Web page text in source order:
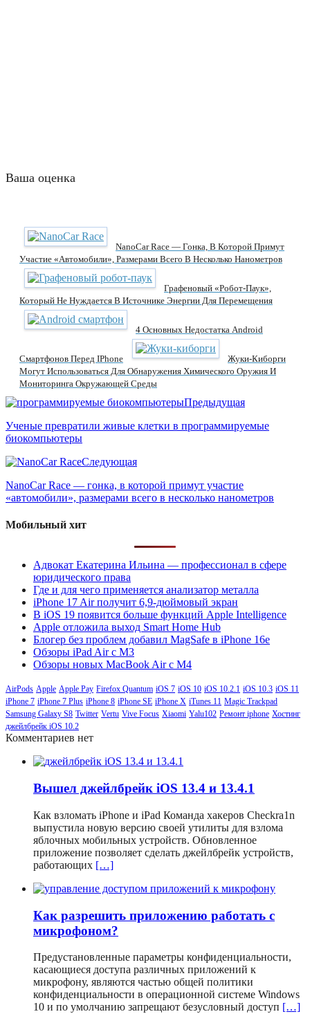
Ваша оценка
NanoCar Race — Гонка, В Которой Примут
Участие «автомобили», Размерами Всего В Несколько Нанометров
Графеновый «робот-Паук»,
Который Не Нуждается В Источнике Энергии Для Перемещения
4 Основных Недостатка Android
Смартфонов Перед IPhone
Жуки-Киборги
Могут Использоваться Для Обнаружения Химического Оружия И
Мониторинга Окружающей Среды
Предыдущая
Ученые превратили живые клетки в программируемые
биокомпьютеры
Следующая
NanoCar Race — гонка, в которой примут участие
«автомобили», размерами всего в несколько нанометров
Мобильный хит
Адвокат Екатерина Ильина — профессионал в сфере
юридического права
Где и для чего применяется анализатор металла
iPhone 17 Air получит 6,9-дюймовый экран
В iOS 19 появится больше функций Apple Intelligence
Apple отложила выход Smart Home Hub
Блогер без проблем добавил MagSafe в iPhone 16e
Обзоры iPad Air с M3
Обзоры новых MacBook Air с M4
AirPods Apple Apple Pay Firefox Quantum iOS 7 iOS 10 iOS 10.2.1 iOS 10.3 iOS 11
iPhone 7 iPhone 7 Plus iPhone 8 iPhone SE iPhone X iTunes 11 Magic Trackpad
Samsung Galaxy S8 Twitter Vertu Vive Focus Xiaomi Yalu102 Ремонт iphone Хостинг
джейлбрейк iOS 10.2
Комментариев нет
Вышел джейлбрейк iOS 13.4 и 13.4.1
Как взломать iPhone и iPad Команда хакеров Checkra1n
выпустила новую версию своей утилиты для взлома
яблочных мобильных устройств. Обновленное
приложение позволяет сделать джейлбрейк устройств,
работающих […]
Как разрешить приложению работать с
микрофоном?
Предустановленные параметры конфиденциальности,
касающиеся доступа различных приложений к
микрофону, являются частью общей политики
конфиденциальности в операционной системе Windows
10 и по умолчанию запрещают безусловный доступ […]